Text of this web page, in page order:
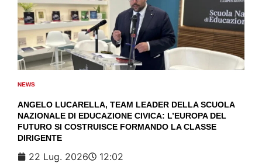
NEWS
ANGELO LUCARELLA, TEAM LEADER DELLA SCUOLA
NAZIONALE DI EDUCAZIONE CIVICA: L’EUROPA DEL
FUTURO SI COSTRUISCE FORMANDO LA CLASSE
DIRIGENTE
22 Lug. 2026 12:02